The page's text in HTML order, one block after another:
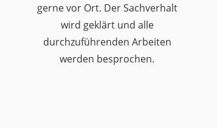
gerne vor Ort. Der Sachverhalt
wird geklärt und alle
durchzuführenden Arbeiten
werden besprochen.